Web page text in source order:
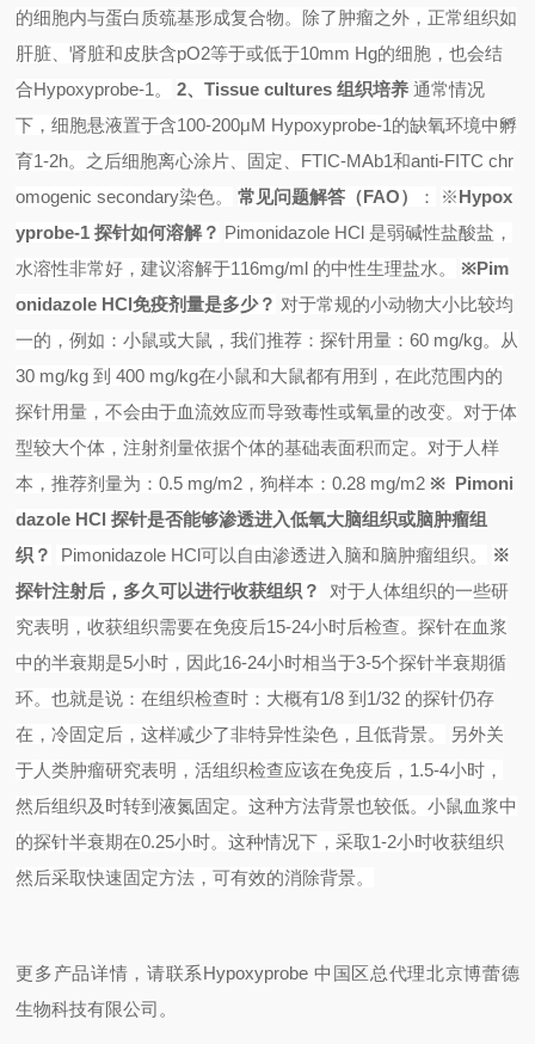
的细胞内与蛋白质巯基形成复合物。除了肿瘤之外，正常组织如
肝脏、肾脏和皮肤含pO2等于或低于10mm Hg的细胞，也会结
合Hypoxyprobe-1 。 2、Tissue cultures组织培养 通常情况
下，细胞悬液置于含100-200μM Hypoxyprobe-1的缺氧环境中孵
育1-2h。之后细胞离心涂片、固定、 FTIC-MAb1和anti-FITC chr
omogenic secondary染色。 常见问题解答（FAO） ： ※Hypox
yprobe-1探针如何溶解？ Pimonidazole HCl 是弱碱性盐酸盐，
水溶性非常好，建议溶解于116mg/ml 的中性生理盐水。 ※Pim
onidazole HCl免疫剂量是多少？ 对于常规的小动物大小比较均
一的，例如：小鼠或大鼠，我们推荐：探针用量：60 mg/kg。从
30 mg/kg到 400 mg/kg在小鼠和大鼠都有用到，在此范围内的
探针用量，不会由于血流效应而导致毒性或氧量的改变。对于体
型较大个体，注射剂量依据个体的基础表面积而定。对于人样
本，推荐剂量为：0.5 mg/m2 ，狗样本：0.28 mg/m2 ※ Pimoni
dazole HCl探针是否能够渗透进入低氧大脑组织或脑肿瘤组
织？
Pimonidazole HCl可以自由渗透进入脑和脑肿瘤组织。
※
探针注射后，多久可以进行收获组织？
对于人体组织的一些研
究表明，收获组织需要在免疫后15-24小时后检查。探针在血浆
中的半衰期是5小时，因此16-24小时相当于3-5个探针半衰期循
环。也就是说：在组织检查时：大概有1/8到 1/32 的探针仍存
在，冷固定后，这样减少了非特异性染色，且低背景。
另外关
于人类肿瘤研究表明，活组织检查应该在免疫后， 1.5-4小时，
然后组织及时转到液氮固定。这种方法背景也较低。小鼠血浆中
的探针半衰期在0.25小时。这种情况下，采取1-2小时收获组织
然后采取快速固定方法，可有效的消除背景。
更多产品详情，请联系Hypoxyprobe 中国区总代理北京博蕾德
生物科技有限公司。